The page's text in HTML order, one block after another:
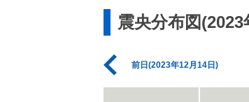
震央分布図(2023
前日(2023年12月14日)